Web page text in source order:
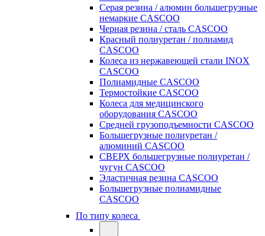
Серая резина / алюмин большегрузные
немаркие CASCOO
Черная резина / сталь CASCOO
Красный полиуретан / полиамид
CASCOO
Колеса из нержавеющей стали INOX
CASCOO
Полиамидные CASCOO
Термостойкие CASCOO
Колеса для медицинского
оборудования CASCOO
Средней грузоподъемности CASCOO
Большегрузные полиуретан /
алюминий CASCOO
СВЕРХ большегрузные полиуретан /
чугун CASCOO
Эластичная резина CASCOO
Большегрузные полиамидные
CASCOO
По типу колеса